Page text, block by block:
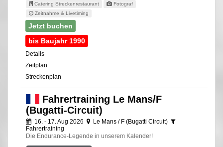
Catering Streckenrestaurant
Fotograf
Zeitnahme & Livetiming
Jetzt buchen
bis Baujahr 1990
Details
Zeitplan
Streckenplan
Fahrertraining Le Mans/F
(Bugatti-Circuit)
16. - 17. Aug 2026
Le Mans / F (Bugatti Circuit)
Fahrertraining
Die Endurance-Legende in unserem Kalender!